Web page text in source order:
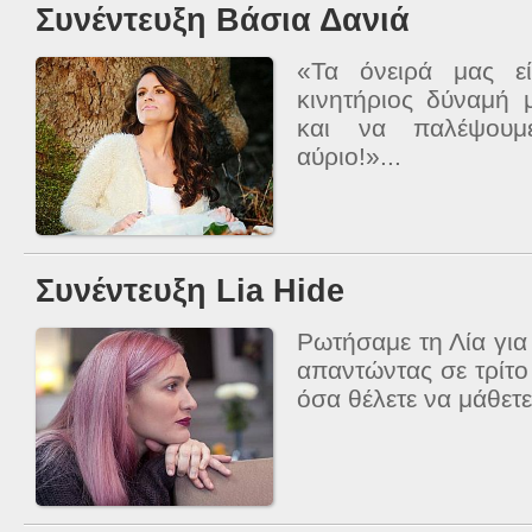
Συνέντευξη Βάσια Δανιά
«Τα όνειρά μας
κινητήριος δύναμή
και να
αύριο!»...
Συνέντευξη Lia Hide
Ρωτήσαμε τη Λία
απαντώντας σε
όσα θέλετε να